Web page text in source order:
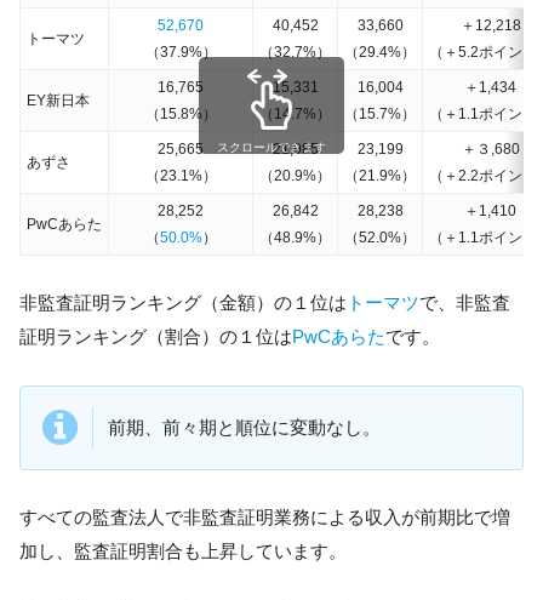
トーマツ
52,670
（37.9%）
40,452
（32.7%）
33,660
（29.4%）
＋12,218
（＋5.2ポイント
EY新日本
16,765
（15.8%）
15,331
（14.7%）
16,004
（15.7%）
＋1,434
（＋1.1ポイント
あずさ
25,665
（23.1%）
21,985
（20.9%）
23,199
（21.9%）
＋３,680
（＋2.2ポイント
PwCあらた
28,252
（50.0%）
26,842
（48.9%）
28,238
（52.0%）
＋1,410
（＋1.1ポイント
スクロールできます
非監査証明ランキング（金額）の１位は トーマツで、非監査
証明ランキング（割合）の１位はPwCあらたです。
前期、前々期と順位に変動なし。
すべての監査法人で非監査証明業務による収入が前期比で増
加し、監査証明割合も上昇しています。